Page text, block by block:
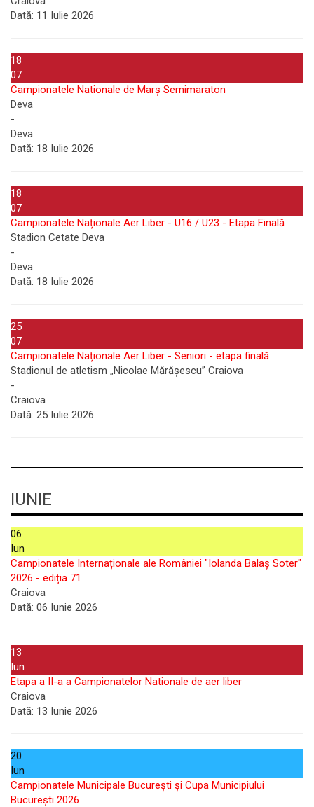
Dată: 11 Iulie 2026
18
07
Campionatele Nationale de Marș Semimaraton
Deva
-
Deva
Dată: 18 Iulie 2026
18
07
Campionatele Naționale Aer Liber - U16 / U23 - Etapa Finală
Stadion Cetate Deva
-
Deva
Dată: 18 Iulie 2026
25
07
Campionatele Naționale Aer Liber - Seniori - etapa finală
Stadionul de atletism „Nicolae Mărășescu” Craiova
-
Craiova
Dată: 25 Iulie 2026
IUNIE
06
Iun
Campionatele Internaționale ale României "Iolanda Balaș Soter"
2026 - ediția 71
Craiova
Dată: 06 Iunie 2026
13
Iun
Etapa a II-a a Campionatelor Nationale de aer liber
Craiova
Dată: 13 Iunie 2026
20
Iun
Campionatele Municipale București și Cupa Municipiului
București 2026